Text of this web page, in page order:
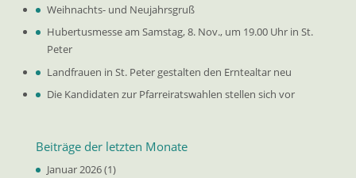
Weihnachts- und Neujahrsgruß
Hubertusmesse am Samstag, 8. Nov., um 19.00 Uhr in St.
Peter
Landfrauen in St. Peter gestalten den Erntealtar neu
Die Kandidaten zur Pfarreiratswahlen stellen sich vor
Beiträge der letzten Monate
Januar 2026(1)